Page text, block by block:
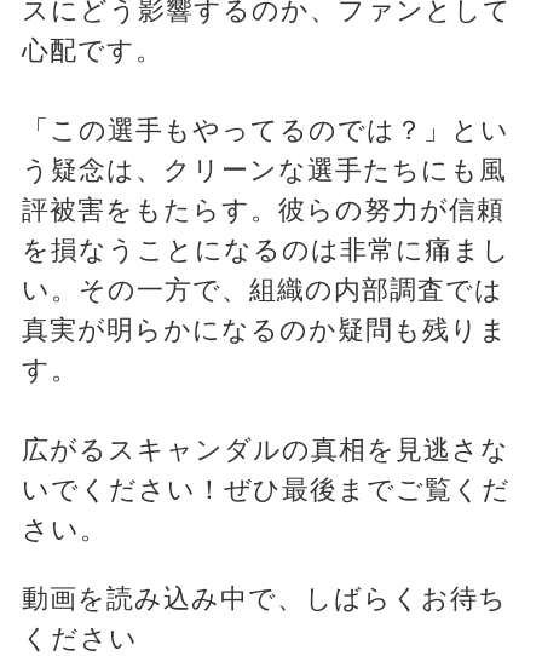
スにどう影響するのか、ファンとして
心配です。
「この選手もやってるのでは？」とい
う疑念は、クリーンな選手たちにも風
評被害をもたらす。彼らの努力が信頼
を損なうことになるのは非常に痛まし
い。その一方で、組織の内部調査では
真実が明らかになるのか疑問も残りま
す。
広がるスキャンダルの真相を見逃さな
いでください！ぜひ最後までご覧くだ
さい。
動画を読み込み中で、しばらくお待ち
ください